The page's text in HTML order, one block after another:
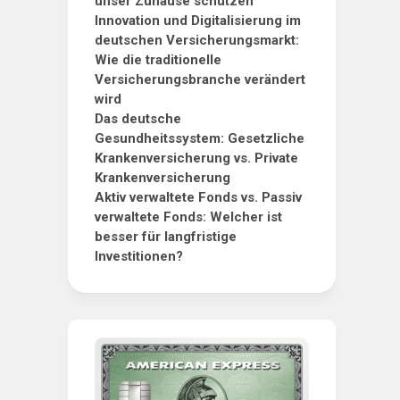
Innovation und Digitalisierung im
deutschen Versicherungsmarkt:
Wie die traditionelle
Versicherungsbranche verändert
wird
Das deutsche
Gesundheitssystem: Gesetzliche
Krankenversicherung vs. Private
Krankenversicherung
Aktiv verwaltete Fonds vs. Passiv
verwaltete Fonds: Welcher ist
besser für langfristige
Investitionen?